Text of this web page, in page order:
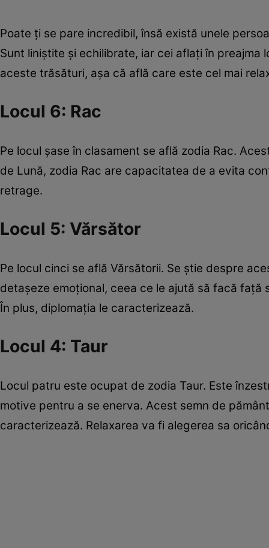
Poate ți se pare incredibil, însă există unele
Sunt liniștite și echilibrate, iar cei aflați în
aceste trăsături, așa că află care este cel mai
Locul 6: Rac
Pe locul șase în clasament se află zodia Rac.
de Lună, zodia Rac are capacitatea de a evita
retrage.
Locul 5: Vărsător
Pe locul cinci se află Vărsătorii. Se știe despre
detașeze emoțional, ceea ce le ajută să facă
În plus, diplomația le caracterizează.
Locul 4: Taur
Locul patru este ocupat de zodia Taur. Este
motive pentru a se enerva. Acest semn de
caracterizează. Relaxarea va fi alegerea sa